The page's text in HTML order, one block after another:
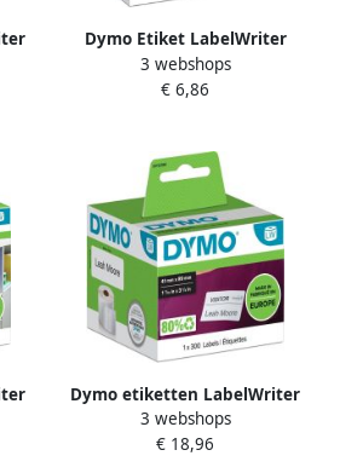
Dymo Etiket LabelWriter
adressering 28x89mm 1 rol
Ã¡ 130 stuks wit
3 webshops
€ 6,86
Dymo etiketten LabelWriter
ft 89 x 41 mm
verwijderbaar wit 300
3 webshops
€ 18,96